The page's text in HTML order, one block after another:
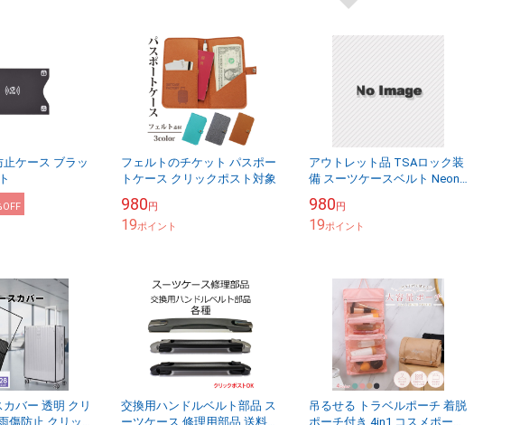
止ケース ブラッ
フェルトのチケット パスポー
トケース クリックポスト対象
980円
19ポイント
アウトレット品 TSAロック装
備 スーツケースベルト Neon-
リックポスト対象
980円
19ポイント
バー 透明 クリ
傷防止 クリッ
交換用ハンドルベルト部品 ス
ーツケース 修理用部品 送料別
吊るせる トラベルポーチ 着脱
ポーチ付き 4in1 コスメポーチ